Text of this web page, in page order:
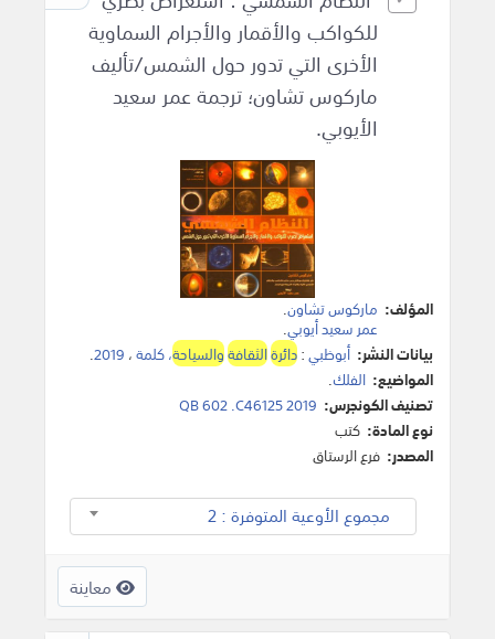
للكواكب والأقمار والأجرام السماوية
الأخرى التي تدور حول الشمس/تأليف
ماركوس تشاون؛ ترجمة عمر سعيد
الأيوبي.
المؤلف: ماركوس تشاون.
عمر سعيد أيوبي.
بيانات النشر: أبوظبي:دائرةالثقافةوالسياحة، كلمة، 2019
.
المواضيع: الفلك.
تصنيف الكونجرس: QB 602 .C46125 2019
نوع المادة: كتب
المصدر: فرع الرستاق
مجموع الأوعية المتوفرة : 2
معاينة